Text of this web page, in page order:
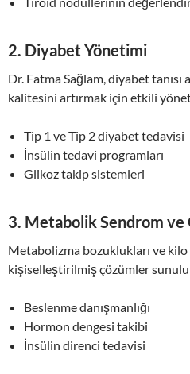
2. Diyabet Yönetimi
Dr. Fatma Sağlam, diyabet
kalitesini artırmak için etkili
Tip 1 ve Tip 2 diyabet tedavisi
İnsülin tedavi programları
Glikoz takip sistemleri
3. Metabolik Sendrom ve
Metabolizma bozuklukları ve
kişiselleştirilmiş çözümler
Beslenme danışmanlığı
Hormon dengesi takibi
İnsülin direnci tedavisi